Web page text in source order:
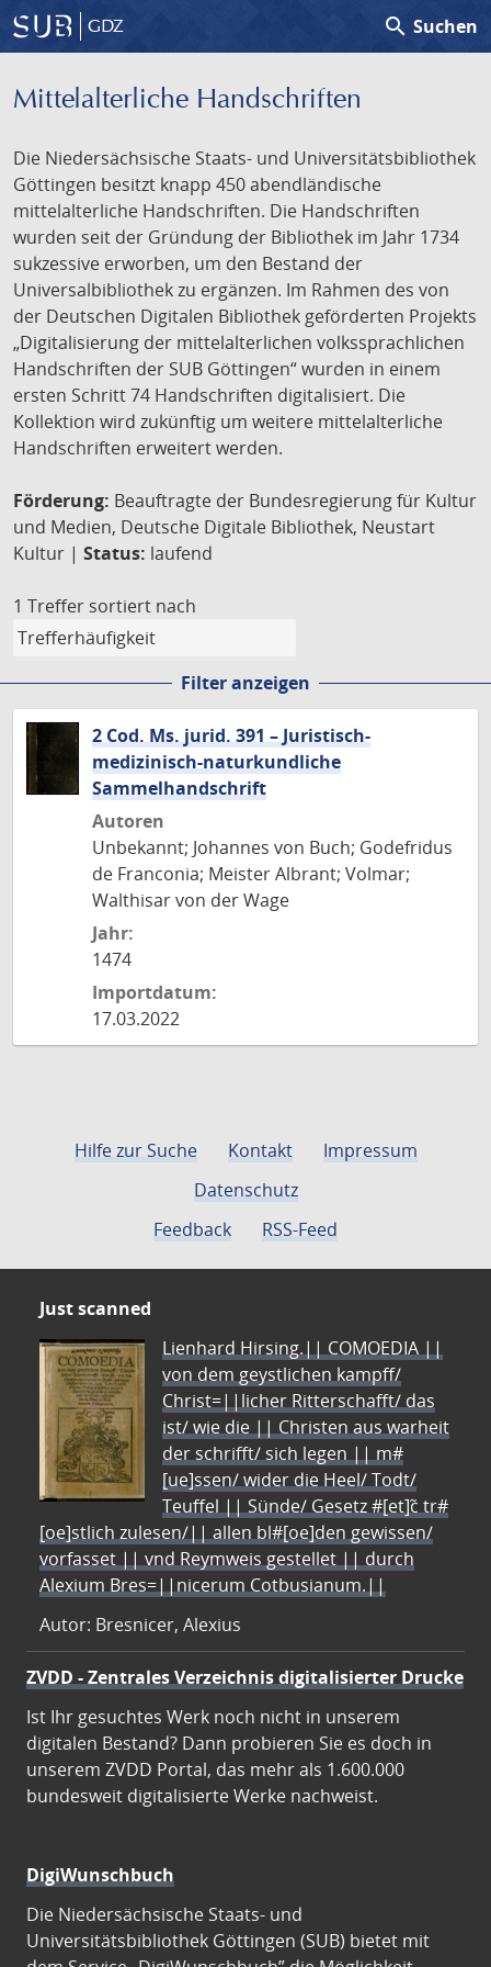
GDZ search Suchen
Mittelalterliche Handschriften
Die Niedersächsische Staats- und Universitätsbibliothek
Göttingen besitzt knapp 450 abendländische
mittelalterliche Handschriften. Die Handschriften
wurden seit der Gründung der Bibliothek im Jahr 1734
sukzessive erworben, um den Bestand der
Universalbibliothek zu ergänzen. Im Rahmen des von
der Deutschen Digitalen Bibliothek geförderten Projekts
„Digitalisierung der mittelalterlichen volkssprachlichen
Handschriften der SUB Göttingen“ wurden in einem
ersten Schritt 74 Handschriften digitalisiert. Die
Kollektion wird zukünftig um weitere mittelalterliche
Handschriften erweitert werden.
Förderung: Beauftragte der Bundesregierung für Kultur
und Medien, Deutsche Digitale Bibliothek, Neustart
Kultur | Status: laufend
1 Treffer sortiert nach
Filter anzeigen
2 Cod. Ms. jurid. 391 – Juristisch-
medizinisch-naturkundliche
Sammelhandschrift
Autoren
Unbekannt; Johannes von Buch; Godefridus
de Franconia; Meister Albrant; Volmar;
Walthisar von der Wage
Jahr:
1474
Importdatum:
17.03.2022
Hilfe zur Suche Kontakt
Impressum
Datenschutz
Feedback
RSS-Feed
Just scanned
Lienhard Hirsing.|| COMOEDIA ||
von dem geystlichen kampff/
Christ=||licher Ritterschafft/ das
ist/ wie die || Christen aus warheit
der schrifft/ sich legen || m#
[ue]ssen/ wider die Heel/ Todt/
Teuffel || Sünde/ Gesetz #[et]c̃ tr#
[oe]stlich zulesen/|| allen bl#[oe]den gewissen/
vorfasset || vnd Reymweis gestellet || durch
Alexium Bres=||nicerum Cotbusianum.||
Autor: Bresnicer, Alexius
ZVDD - Zentrales Verzeichnis digitalisierter Drucke
Ist Ihr gesuchtes Werk noch nicht in unserem
digitalen Bestand? Dann probieren Sie es doch in
unserem ZVDD Portal, das mehr als 1.600.000
bundesweit digitalisierte Werke nachweist.
DigiWunschbuch
Die Niedersächsische Staats- und
Universitätsbibliothek Göttingen (SUB) bietet mit